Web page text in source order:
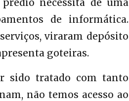
necessita de uma
de informática.
viraram depósito
goteiras.
sido tratado com tanto
não temos acesso ao